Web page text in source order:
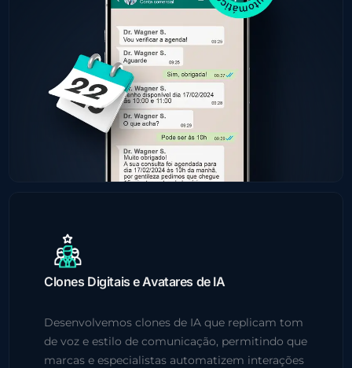
Clones Digitais e Avatares de IA
Desenvolvemos clones de IA que replicam tom
de voz e estilo de comunicação, permitindo que
marcas e especialistas automatizem interações